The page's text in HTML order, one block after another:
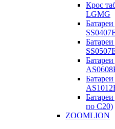
Крос
LGMG
по С20)
ZOOMLION